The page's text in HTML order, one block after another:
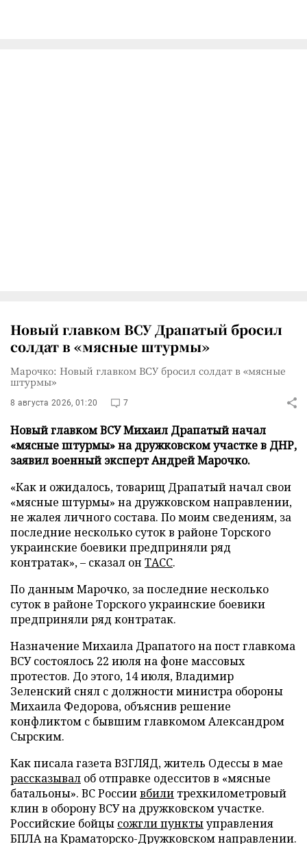
Новый главком ВСУ Драпатый бросил
солдат в «мясные штурмы»
Марочко: Новый главком ВСУ бросил солдат в «мясные
штурмы»
8 августа 2026, 01:20 7
Новый главком ВСУ Михаил Драпатый начал
«мясные штурмы» на дружковском участке в ДНР,
заявил военный эксперт Андрей Марочко.
«Как и ожидалось, товарищ Драпатый начал свои
«мясные штурмы» на дружковском направлении,
не жалея личного состава. По моим сведениям, за
последние несколько суток в районе Торского
украинские боевики предприняли ряд
контратак», – сказал он ТАСС.
По данным Марочко, за последние несколько
суток в районе Торского украинские боевики
предприняли ряд контратак.
Назначение Михаила Драпатого на пост главкома
ВСУ состоялось 22 июля на фоне массовых
протестов. До этого, 14 июля, Владимир
Зеленский снял с должности министра обороны
Михаила Федорова, объяснив решение
конфликтом с бывшим главкомом Александром
Сырским.
Как писала газета ВЗГЛЯД, житель Одессы в мае
рассказывал об отправке одесситов в «мясные
батальоны». ВС Россиивбили трехкилометровый
клин в оборону ВСУ на дружковском участке.
Российские бойцы сожгли пунктыуправления
БПЛА на Краматорско-Дружковском направлении.